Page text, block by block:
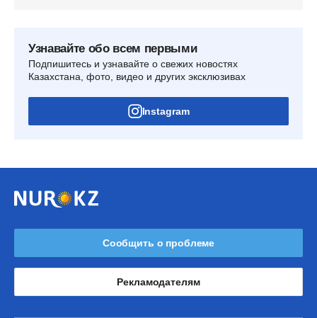
Узнавайте обо всем первыми
Подпишитесь и узнавайте о свежих новостях
Казахстана, фото, видео и других эксклюзивах
Instagram
Сообщить о проблеме
Рекламодателям